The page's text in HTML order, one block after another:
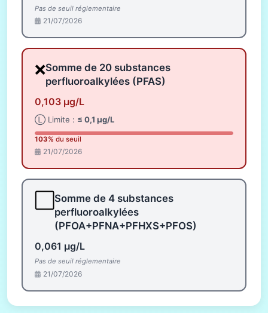
Pas de seuil réglementaire
21/07/2026
❌Somme de 20 substances
perfluoroalkylées (PFAS)
0,103 µg/L
Ⓛ Limite : ≤ 0,1 µg/L
103% du seuil
21/07/2026
Somme de 4 substances
perfluoroalkylées
(PFOA+PFNA+PFHXS+PFOS)
0,061 µg/L
Pas de seuil réglementaire
21/07/2026